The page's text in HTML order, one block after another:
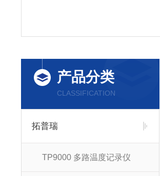
产品分类
CLASSIFICATION
拓普瑞
TP9000 多路温度记录仪